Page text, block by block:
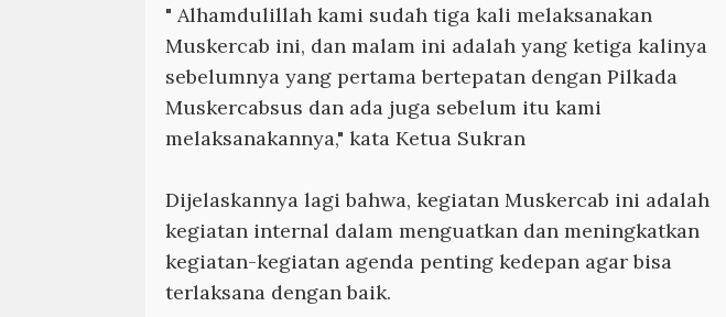
" Alhamdulillah kami sudah tiga kali melaksanakan
Muskercab ini, dan malam ini adalah yang ketiga kalinya
sebelumnya yang pertama bertepatan dengan Pilkada
Muskercabsus dan ada juga sebelum itu kami
melaksanakannya," kata Ketua Sukran
Dijelaskannya lagi bahwa, kegiatan Muskercab ini adalah
kegiatan internal dalam menguatkan dan meningkatkan
kegiatan-kegiatan agenda penting kedepan agar bisa
terlaksana dengan baik.